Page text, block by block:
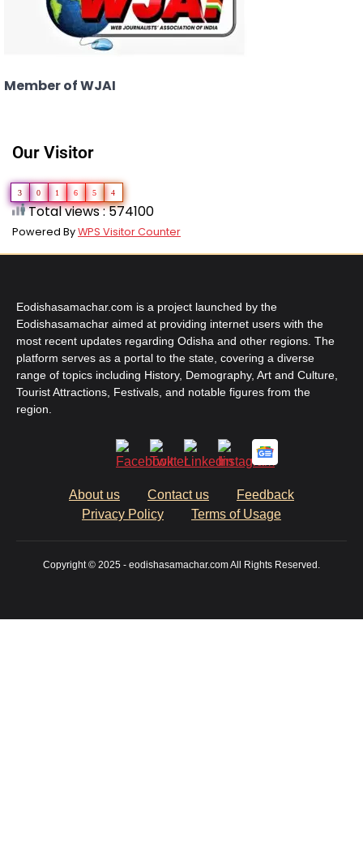
Member of WJAI
Our Visitor
3 0 1 6 5 4
Total views : 574100
Powered ByWPS Visitor Counter
Eodishasamachar.com is a project launched by the
Eodishasamachar aimed at providing internet users with the
most recent updates regarding Odisha and other regions. The
platform serves as a portal to the state, covering a diverse
range of topics including History, Demography, Art and Culture,
Tourist Attractions, Festivals, and notable figures from the
region.
About us Contact us
Feedback
Privacy Policy
Terms of Usage
Copyright © 2025 - eodishasamachar.com All Rights Reserved.